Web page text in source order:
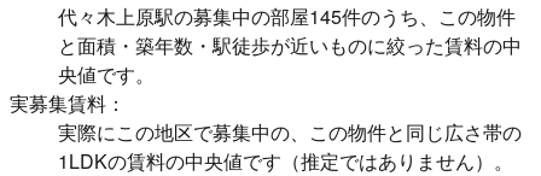
代々木上原駅の募集中の部屋145件のうち、この物件
と面積・築年数・駅徒歩が近いものに絞った賃料の中
央値です。
実募集賃料：
実際にこの地区で募集中の、この物件と同じ広さ帯の
1LDKの賃料の中央値です（推定ではありません）。